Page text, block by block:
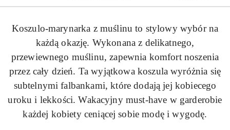
Koszulo-marynarka z muślinu to stylowy wybór na
każdą okazję. Wykonana z delikatnego,
przewiewnego muślinu, zapewnia komfort noszenia
przez cały dzień. Ta wyjątkowa koszula wyróżnia się
subtelnymi falbankami, które dodają jej kobiecego
uroku i lekkości. Wakacyjny must-have w garderobie
każdej kobiety ceniącej sobie modę i wygodę.